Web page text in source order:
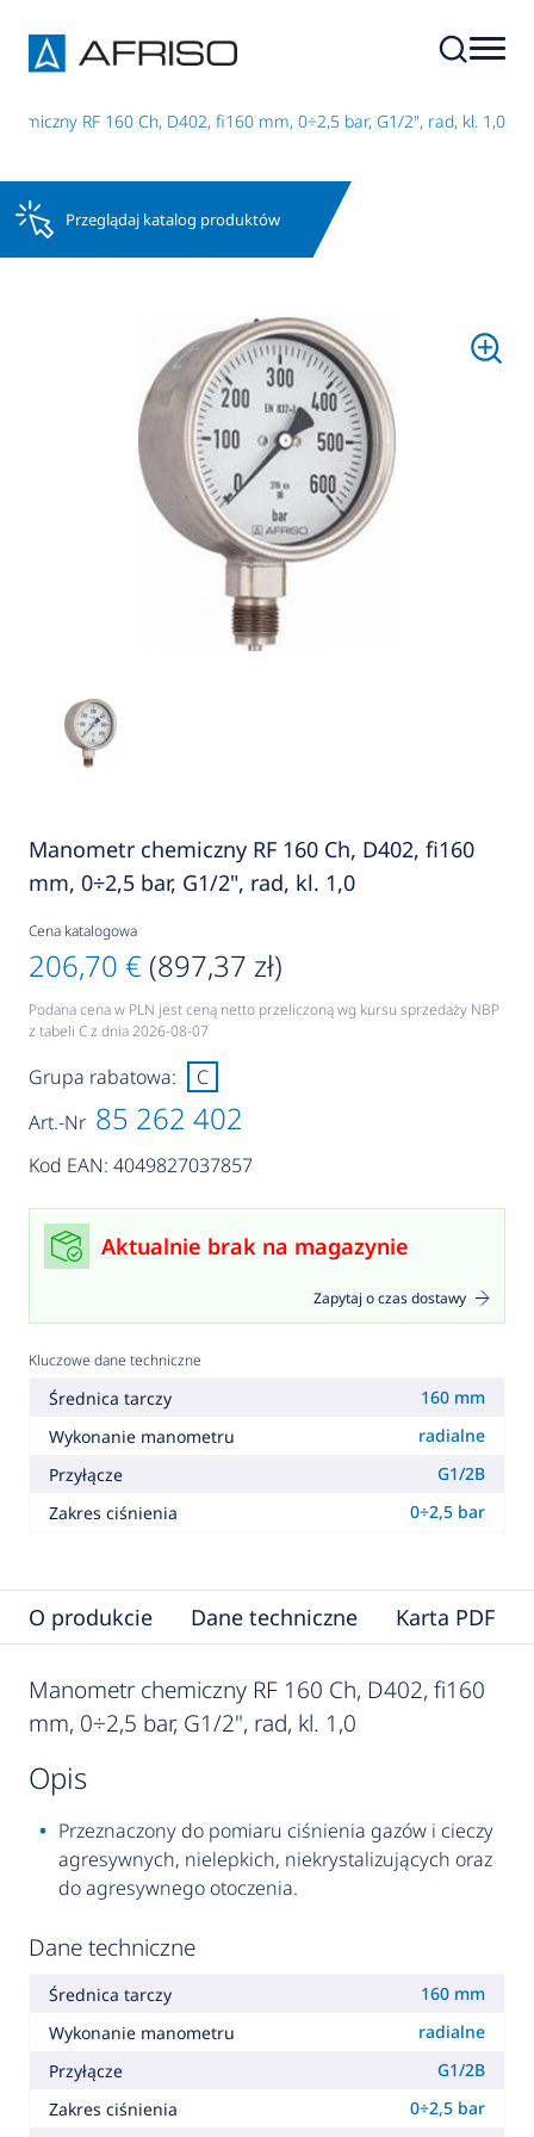
RF 160 Ch, D402, fi160 mm, 0÷2,5 bar, G1/2", rad, kl. 1,0
Przeglądaj katalog produktów
Manometr chemiczny RF 160 Ch, D402, fi160
mm, 0÷2,5 bar, G1/2", rad, kl. 1,0
Cena katalogowa
206,70 € (897,37 zł)
Podana cena w PLN jest ceną netto przeliczoną wg kursu sprzedaży NBP
z tabeli C z dnia 2026-08-07
Art.-Nr 85 262 402
Kod EAN: 4049827037857
Grupa rabatowa: C
Aktualnie brak na magazynie
Zapytaj o czas dostawy
Kluczowe dane techniczne
Średnica tarczy
160 mm
Wykonanie manometru
radialne
Przyłącze
G1/2B
Zakres ciśnienia
0÷2,5 bar
O produkcie Dane techniczne Karta PDF
Manometr chemiczny RF 160 Ch, D402, fi160
mm, 0÷2,5 bar, G1/2", rad, kl. 1,0
opis
Przeznaczony do pomiaru ciśnienia gazów i cieczy
agresywnych, nielepkich, niekrystalizujących oraz
do agresywnego otoczenia.
Dane techniczne
Średnica tarczy
160 mm
Wykonanie manometru
radialne
Przyłącze
G1/2B
Zakres ciśnienia
0÷2,5 bar